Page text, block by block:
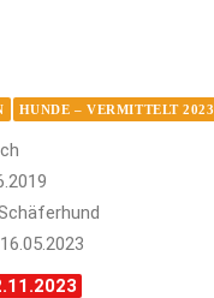
HUNDE – VERMITTELT 2023
16.05.2023